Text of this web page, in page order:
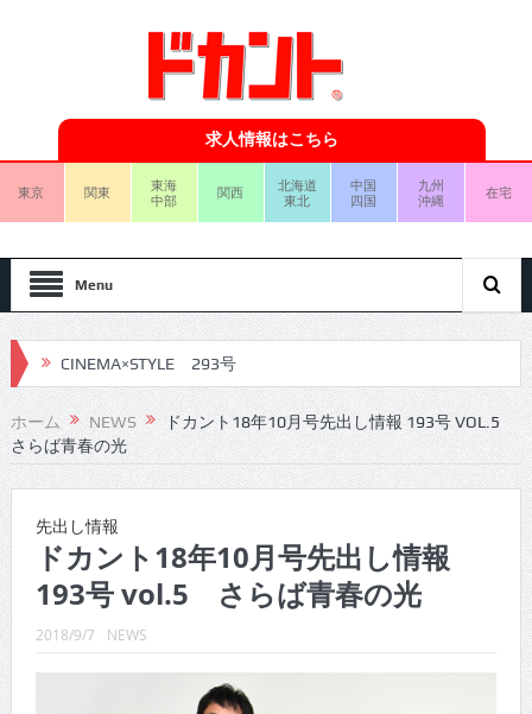
求人情報はこちら
東京 関東
東海
中部
関西
北海道
東北
中国
四国
九州
沖縄
在宅
Menu
CINEMA×STYLE 293号
CINEMA×STYLE 292号
CINEMA×STYLE 291号
CINEMA×STYLE 289号
CINEMA×STYLE 288号
CINEMA×STYLE 287号
CINEMA×STYLE 286号
ホーム NEWS
ドカント18年10月号先出し情報 193号 VOL.5
さらば青春の光
先出し情報
ドカント18年10月号先出し情報
193号 vol.5 さらば青春の光
2018/9/7 NEWS